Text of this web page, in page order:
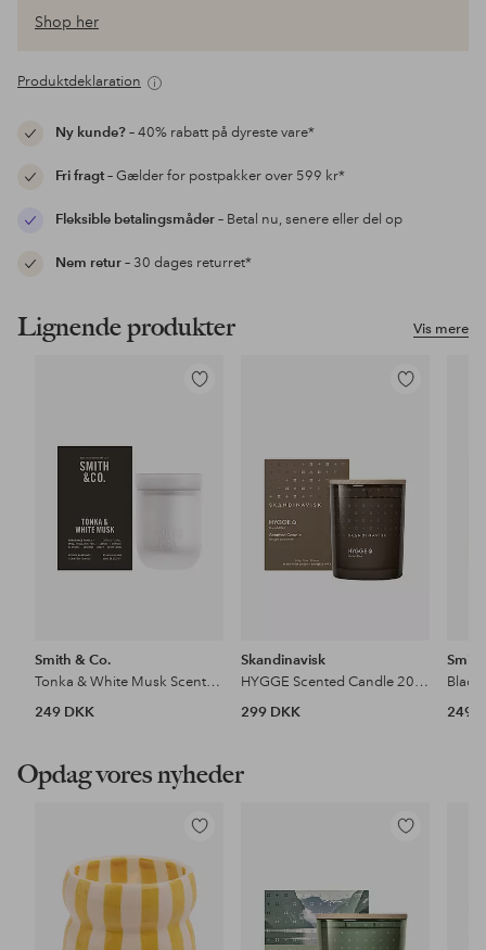
Shop her
Produktdeklaration
Ny kunde?– 40% rabatt på dyreste vare*
Fri fragt– Gælder for postpakker over 599 kr*
Fleksible betalingsmåder– Betal nu, senere eller del op
Nem retur– 30 dages returret*
Vis mere
Lignende produkter
Tilføj
Smith & Co.
Tonka & White Musk Scented Candle 250 g 50 timer
249 DKK
Tilføj
Skandinavisk
HYGGE Scented Candle 200 g
299 DKK
249
Opdag vores nyheder
Tilføj
favoritter
Tilføj